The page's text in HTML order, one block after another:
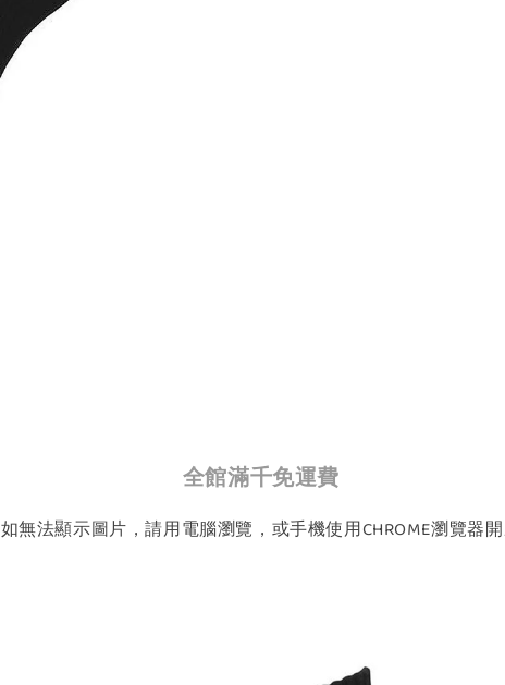
全館滿千免運費
如無法顯示圖片，請用電腦瀏覽，或手機使用CHROME瀏覽器